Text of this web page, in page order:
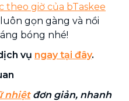
theo giờ của bTaskee
gọn gàng và nồi
bóng nhé!
vụ ngay tại đây.
nhiệtđơn giản, nhanh